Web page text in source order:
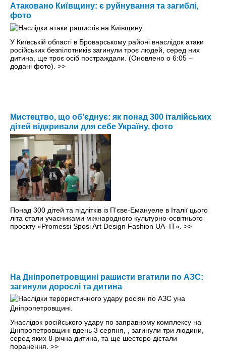
Атаковано Київщину: є руйнування та загиблі,
фото
У Київській області в Броварському районі внаслідок атаки
російських безпілотників загинули троє людей, серед них
дитина, ще троє осіб постраждали. (Оновлено о 6:05 –
додані фото). >>
Мистецтво, що об’єднує: як понад 300 італійських
дітей відкривали для себе Україну, фото
Понад 300 дітей та підлітків із П’єве-Емануеле в Італії цього
літа стали учасниками міжнародного культурно-освітнього
проєкту «Promessi Sposi Art Design Fashion UA–IT». >>
На Дніпропетровщині рашисти вгатили по АЗС:
загинули дорослі та дитина
Унаслідок російського удару по заправному комплексу на
Дніпропетровщині вдень 3 серпня, , загинули три людини,
серед яких 8-річна дитина, та ще шестеро дістали
поранення. >>